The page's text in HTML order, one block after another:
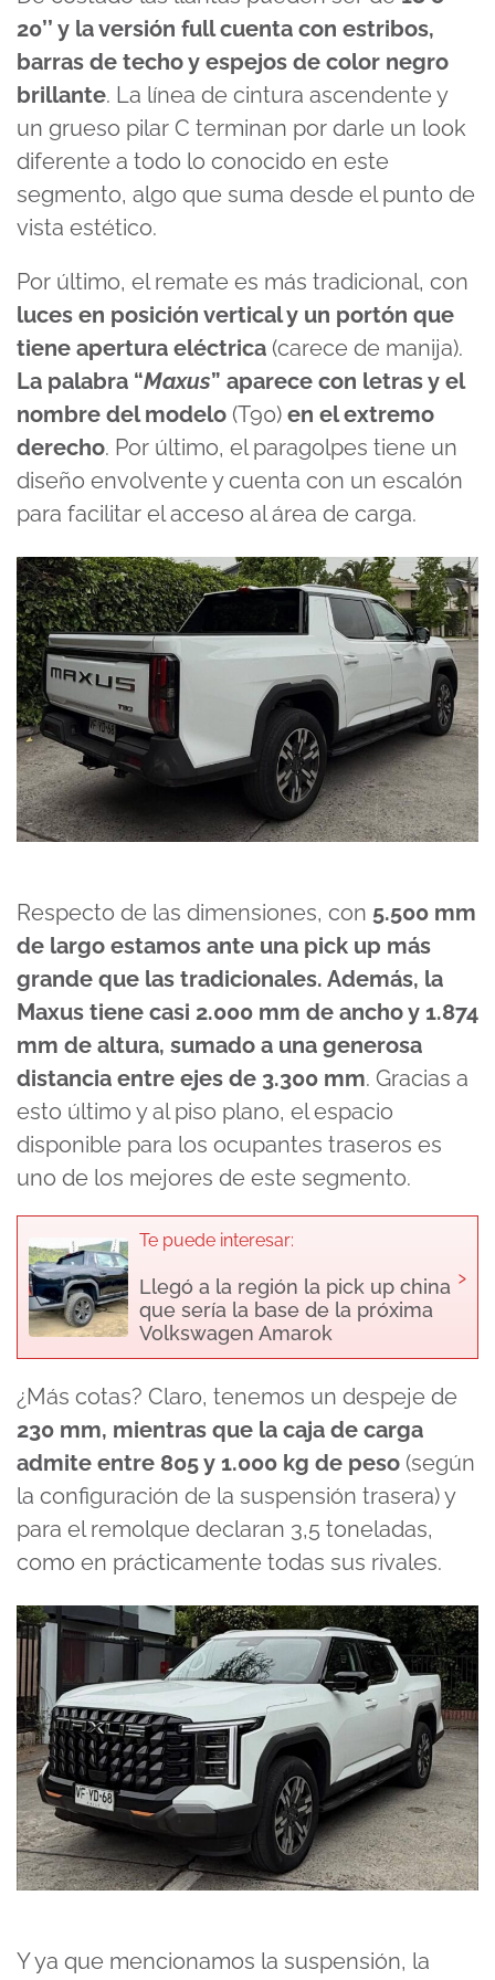
minutes,
44
seconds
20’’ y la versión full cuenta con estribos,
barras de techo y espejos de color negro
brillante. La línea de cintura ascendente y
un grueso pilar C terminan por darle un look
diferente a todo lo conocido en este
segmento, algo que suma desde el punto de
vista estético.
Por último, el remate es más tradicional, con
luces en posición vertical y un portón que
tiene apertura eléctrica (carece de manija).
La palabra “Maxus” aparece con letras y el
nombre del modelo (T90) en el extremo
derecho. Por último, el paragolpes tiene un
diseño envolvente y cuenta con un escalón
para facilitar el acceso al área de carga.
Respecto de las dimensiones, con 5.500 mm
de largo estamos ante una pick up más
grande que las tradicionales. Además, la
Maxus tiene casi 2.000 mm de ancho y 1.874
mm de altura, sumado a una generosa
distancia entre ejes de 3.300 mm. Gracias a
esto último y al piso plano, el espacio
disponible para los ocupantes traseros es
uno de los mejores de este segmento.
Te puede interesar:
Llegó a la región la pick up china
que sería la base de la próxima
Volkswagen Amarok
›
¿Más cotas? Claro, tenemos un despeje de
230 mm, mientras que la caja de carga
admite entre 805 y 1.000 kg de peso (según
la configuración de la suspensión trasera) y
para el remolque declaran 3,5 toneladas,
como en prácticamente todas sus rivales.
Y ya que mencionamos la suspensión, la